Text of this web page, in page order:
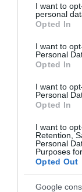
not limited to
grant or deny
use your data
consent section.
I want to
personal
Opted In
I want to
Personal
Opted In
I want to
Personal
Opted In
I want to
Retention,
Personal
Purposes
Opted Out
Google